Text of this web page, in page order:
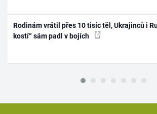
Rodinám vrátil přes 10 tisíc těl, Ukrajinců i
kostí“ sám padl v bojích